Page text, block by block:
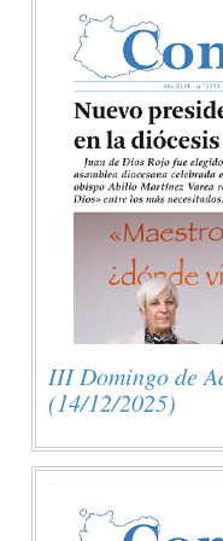
III Domingo de
(14/12/2025)